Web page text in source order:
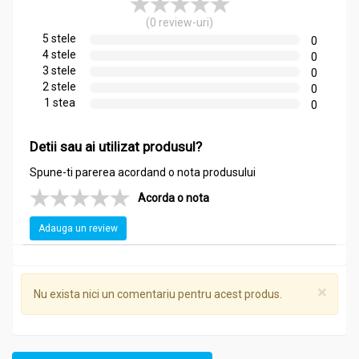
ulcer,
gastrita,
colita,
enterocolita,
rectocolita,
hemoroizi,
constipatie (daca nu exista modificari anatomice ale
hepatite cronice,
colecistite fara calculi,
(0 review-uri)
5 stele
0
4 stele
0
3 stele
0
2 stele
0
1 stea
0
Detii sau ai utilizat produsul?
Spune-ti parerea acordand o nota produsului
Acorda o nota
Adauga un review
×
Nu exista nici un comentariu pentru acest produs.